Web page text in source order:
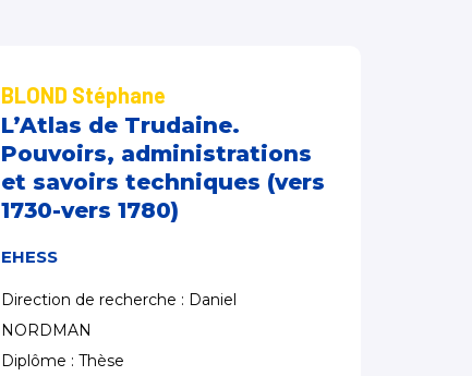
BLOND Stéphane
L’Atlas de Trudaine.
Pouvoirs, administrations
et savoirs techniques (vers
1730-vers 1780)
EHESS
Direction de recherche : Daniel
NORDMAN
Diplôme : Thèse